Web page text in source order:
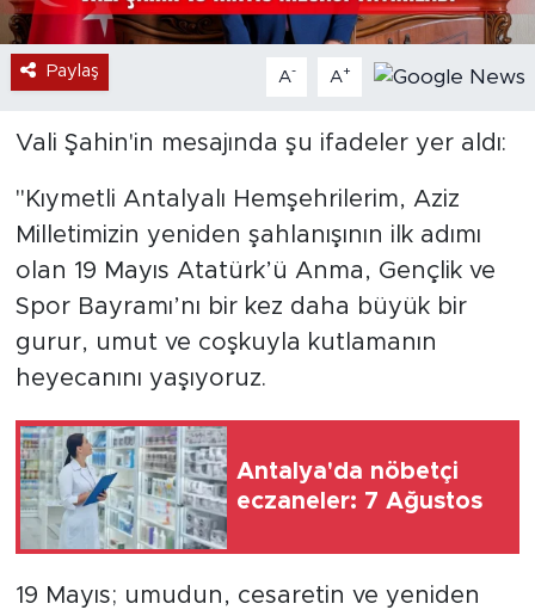
Paylaş A- A+
Vali Şahin'in mesajında şu ifadeler yer aldı:
"Kıymetli Antalyalı Hemşehrilerim, Aziz
Milletimizin yeniden şahlanışının ilk adımı
olan 19 Mayıs Atatürk’ü Anma, Gençlik ve
Spor Bayramı’nı bir kez daha büyük bir
gurur, umut ve coşkuyla kutlamanın
heyecanını yaşıyoruz.
Antalya'da nöbetçi
eczaneler: 7 Ağustos
19 Mayıs; umudun, cesaretin ve yeniden